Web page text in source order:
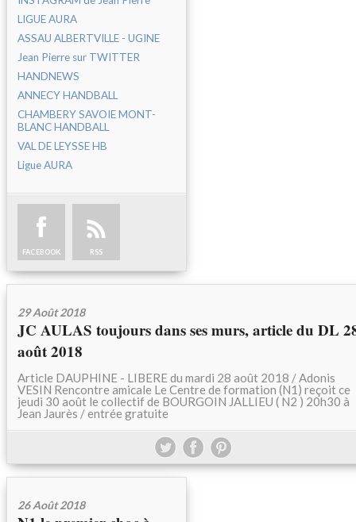
LIGUE AURA
ASSAU ALBERTVILLE - UGINE
Jean Pierre sur TWITTER
HANDNEWS
ANNECY HANDBALL
CHAMBERY SAVOIE MONT-
BLANC HANDBALL
VAL DE LEYSSE HB
Ligue AURA
FACEBOOK RSS
29 Août 2018
JC AULAS toujours dans ses murs, article du DL
août 2018
Article DAUPHINE - LIBERE du mardi 28 août 2018 / Adonis
VESIN Rencontre amicale Le Centre de formation (N1) reçoit ce
jeudi 30 août le collectif de BOURGOIN JALLIEU ( N2 ) 20h30 à
Jean Jaurès / entrée gratuite
26 Août 2018